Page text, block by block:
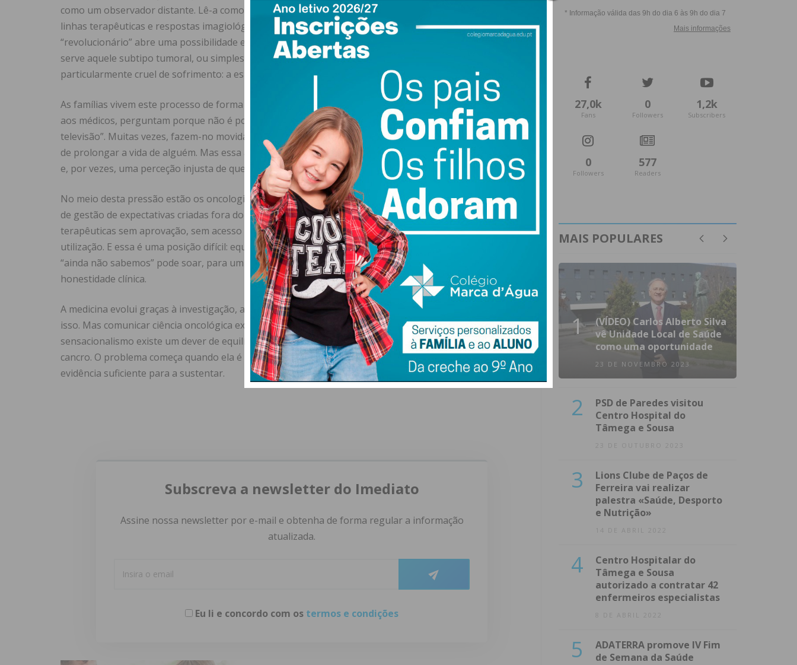
como um observador distante. Lê-a como alguém que mede a própria vida em meses de tratamento,
linhas terapêuticas e respostas imagiológicas. Cada anúncio cria expectativa. Cada palavra
“revolucionário” abre uma possibilidade emocional. E quando o tratamento não está acessível, não
serve aquele subtipo tumoral, ou simplesmente não chegará a tempo, instala-se uma forma
particularmente cruel de sofrimento: a esperança interrompida.
As famílias vivem este processo de forma igualmente intensa. Agarram-se às notícias, enviam artigos
aos médicos, perguntam porque não é possível utilizar aquele medicamento “que apareceu na
televisão”. Muitas vezes, fazem-no movidas pelo amor e pelo desespero. Procuram qualquer hipótese
de prolongar a vida de alguém. Mas essa avalanche de informação também gera ansiedade, frustração
e, por vezes, uma perceção injusta de que existe algo salvador que está a ser negado.
No meio desta pressão estão os oncologistas. A consulta transforma-se frequentemente num espaço
de gestão de expectativas criadas fora do hospital. O médico vê-se confrontado com perguntas sobre
terapêuticas sem aprovação, sem acesso disponível ou sem dados robustos que sustentem a sua
utilização. E essa é uma posição difícil: equilibrar prudência científica com empatia humana. Porque dizer
“ainda não sabemos” pode soar, para um doente desesperado, como falta de vontade e não como
honestidade clínica.
A medicina evolui graças à investigação, aos ensaios clínicos e aos avanços científicos. Devemos celebrar
isso. Mas comunicar ciência oncológica exige responsabilidade ética. Entre o silêncio e o
sensacionalismo existe um dever de equilíbrio. A esperança é parte fundamental do tratamento do
cancro. O problema começa quando ela é transformada num produto mediático antes de existir
evidência suficiente para a sustentar.
Subscreva a newsletter do Imediato
Assine nossa newsletter por e-mail e obtenha de forma regular a informação
atualizada.
Eu li e concordo com os termos e condições
27,0k
Fans
0
Followers
1,2k
Subscribers
0
Followers
577
Readers
MAIS POPULARES
1
(VÍDEO) Carlos Alberto Silva
vê Unidade Local de Saúde
como uma oportunidade
23 DE NOVEMBRO 2023
2
PSD de Paredes visitou
Centro Hospital do
Tâmega e Sousa
23 DE OUTUBRO 2023
3
Lions Clube de Paços de
Ferreira vai realizar
palestra «Saúde, Desporto
e Nutrição»
14 DE ABRIL 2022
4
Centro Hospitalar do
Tâmega e Sousa
autorizado a contratar 42
enfermeiros especialistas
8 DE ABRIL 2022
5
ADATERRA promove IV Fim
de Semana da Saúde